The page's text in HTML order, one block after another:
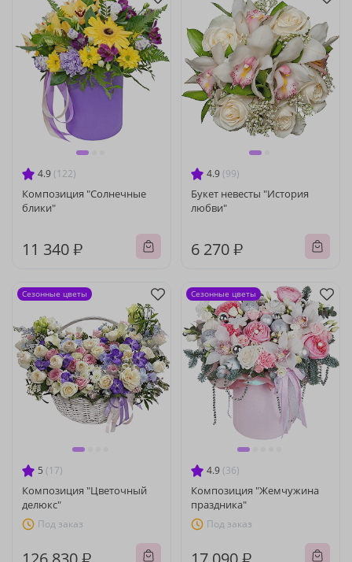
4.9 (122)
Композиция "Солнечные
блики"
11 340 ₽
4.9 (99)
Букет невесты "История
любви"
6 270 ₽
5 (17)
Композиция "Цветочный
делюкс"
Под заказ
Сезонные цветы
4.9 (36)
Композиция "Жемчужина
праздника"
Под заказ
Сезонные цветы